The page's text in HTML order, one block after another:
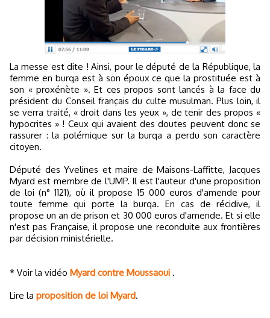
La messe est dite ! Ainsi, pour le député de la République, la
femme en burqa est à son époux ce que la prostituée est à
son « proxénète ». Et ces propos sont lancés à la face du
président du Conseil français du culte musulman. Plus loin, il
se verra traité, « droit dans les yeux », de tenir des propos «
hypocrites » ! Ceux qui avaient des doutes peuvent donc se
rassurer : la polémique sur la burqa a perdu son caractère
citoyen.
Député des Yvelines et maire de Maisons-Laffitte, Jacques
Myard est membre de l'UMP. Il est l'auteur d'une proposition
de loi (n° 1121), où il propose 15 000 euros d'amende pour
toute femme qui porte la burqa. En cas de récidive, il
propose un an de prison et 30 000 euros d'amende. Et si elle
n'est pas Française, il propose une reconduite aux frontières
par décision ministérielle.
* Voir la vidéo Myard contre Moussaoui .
Lire la proposition de loi Myard.